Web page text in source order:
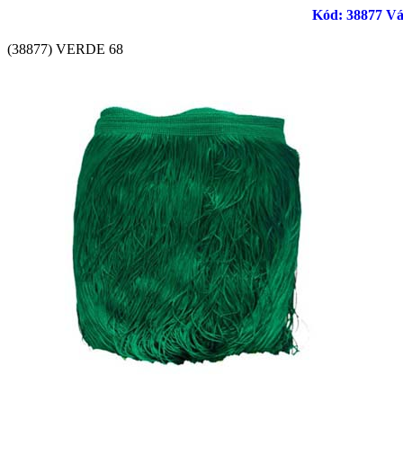
Kód: 38877
(38877) VERDE 68